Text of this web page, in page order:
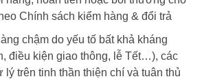
Chính sách kiểm hàng & đổi trả
chậm do yếu tố bất khả kháng
điều kiện giao thông, lễ Tết…), các
lý trên tinh thần thiện chí và tuân thủ